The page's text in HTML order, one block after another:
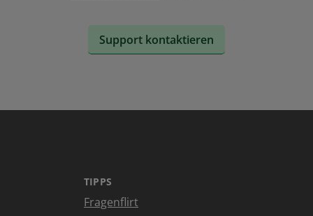
Support kontaktieren
TIPPS
Fragenflirt